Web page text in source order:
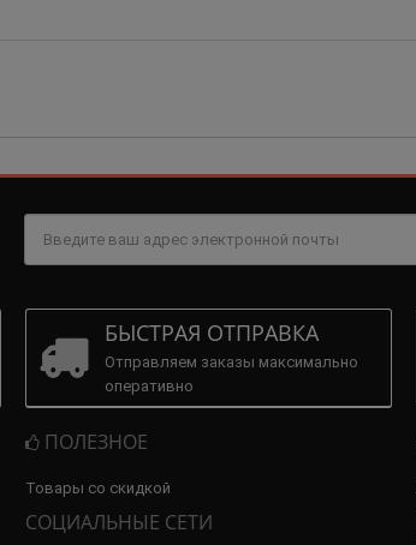
БЫСТРАЯ ОТПРАВКА
Отправляем заказы максимально
оперативно
ПОЛЕЗНОЕ
Товары со скидкой
СОЦИАЛЬНЫЕ СЕТИ